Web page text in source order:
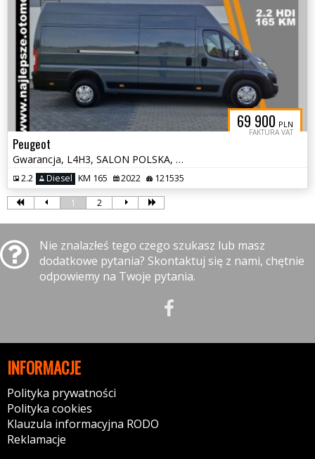
69 900 PLN
FAKTURA VAT
Peugeot
Gwarancja, L4H3, SALON POLSKA, kamera cofania, tempomat, klima
2.2 Diesel KM 165 2022 121535
1 2
Nie znalazłeś tego czego szukasz lub masz
dodatkowe pytania? Skontaktuj się z nami, chętnie
odpowiemy na Twoje pytania.
INFORMACJE
Polityka prywatności
Polityka cookies
Klauzula informacyjna RODO
Reklamacje